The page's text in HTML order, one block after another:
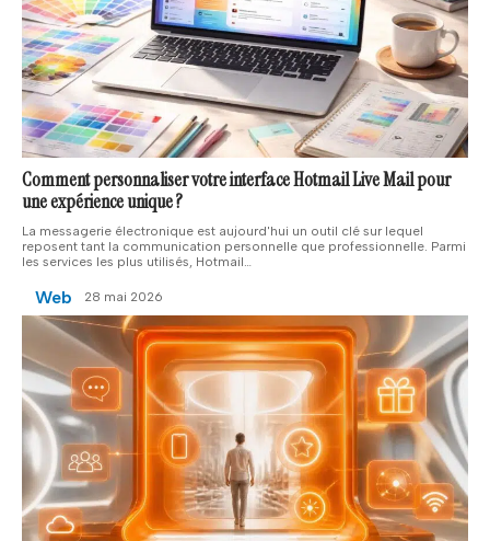
Comment personnaliser votre interface Hotmail Live Mail pour
une expérience unique ?
La messagerie électronique est aujourd'hui un outil clé sur lequel
reposent tant la communication personnelle que professionnelle. Parmi
les services les plus utilisés, Hotmail…
Web 28 mai 2026